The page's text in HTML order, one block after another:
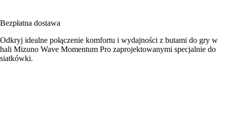
Bezpłatna dostawa
Odkryj idealne połączenie komfortu i wydajności z butami do gry w
hali Mizuno Wave Momentum Pro zaprojektowanymi specjalnie do
siatkówki.